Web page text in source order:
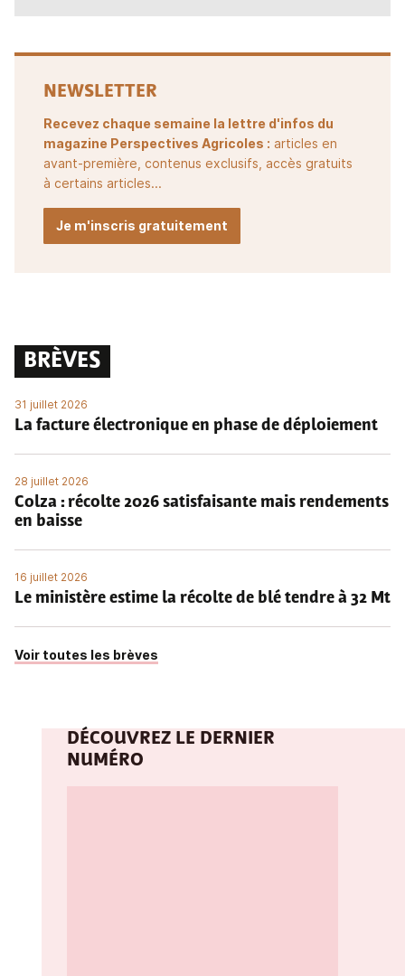
NEWSLETTER
Recevez chaque semaine la lettre d'infos du
magazine Perspectives Agricoles : articles en
avant-première, contenus exclusifs, accès gratuits
à certains articles...
Je m'inscris gratuitement
BRÈVES
31 juillet 2026
La facture électronique en phase de déploiement
28 juillet 2026
Colza : récolte 2026 satisfaisante mais rendements
en baisse
16 juillet 2026
Le ministère estime la récolte de blé tendre à 32 Mt
Voir toutes les brèves
DÉCOUVREZ LE DERNIER
NUMÉRO